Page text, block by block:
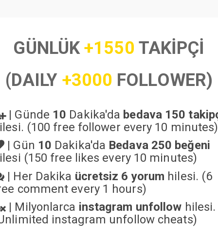
GÜNLÜK+1550 TAKİPÇİ
(DAILY +3000 FOLLOWER)
| Günde 10 Dakika'da bedava 150
(100 free follower every 10 minutes)
| Gün 10 Dakika'da Bedava 250 beğeni
(150 free likes every 10 minutes)
| Her Dakika ücretsiz 6 yorum hilesi. (6
comment every 1 hours)
| Milyonlarca instagram unfollow hilesi.
instagram unfollow cheats)